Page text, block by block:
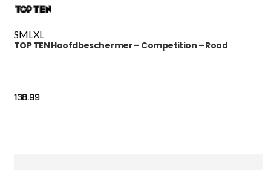
SMLXL
TOP TEN Hoofdbeschermer – Competition – Rood
138.99